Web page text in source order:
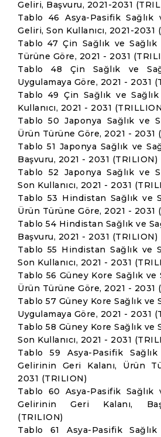
Geliri, Başvuru, 2021-2031
Tablo 46 Asya-Pasifik Sağlık
Geliri, Son Kullanıcı, 2021-2031
Tablo 47 Çin Sağlık ve Sağlık
Türüne Göre, 2021 - 2031
Tablo 48 Çin Sağlık ve
Uygulamaya Göre, 2021 - 2031
Tablo 49 Çin Sağlık ve
Kullanıcı, 2021 - 2031
Tablo 50 Japonya Sağlık ve
Ürün Türüne Göre, 2021 - 2031
Tablo 51 Japonya Sağlık ve
Başvuru, 2021 - 2031 (TRILION)
Tablo 52 Japonya Sağlık ve
Son Kullanıcı, 2021 - 2031
Tablo 53 Hindistan Sağlık ve
Ürün Türüne Göre, 2021 - 2031
Tablo 54 Hindistan Sağlık ve
Başvuru, 2021 - 2031 (TRILION)
Tablo 55 Hindistan Sağlık ve
Son Kullanıcı, 2021 - 2031
Tablo 56 Güney Kore Sağlık ve
Ürün Türüne Göre, 2021 - 2031
Tablo 57 Güney Kore Sağlık ve
Uygulamaya Göre, 2021 - 2031
Tablo 58 Güney Kore Sağlık ve
Son Kullanıcı, 2021 - 2031
Tablo 59 Asya-Pasifik
Gelirinin Geri Kalanı, Ürün
2031 (TRILION)
Tablo 60 Asya-Pasifik Sağlık
Gelirinin Geri Kalanı,
(TRILION)
Tablo 61 Asya-Pasifik